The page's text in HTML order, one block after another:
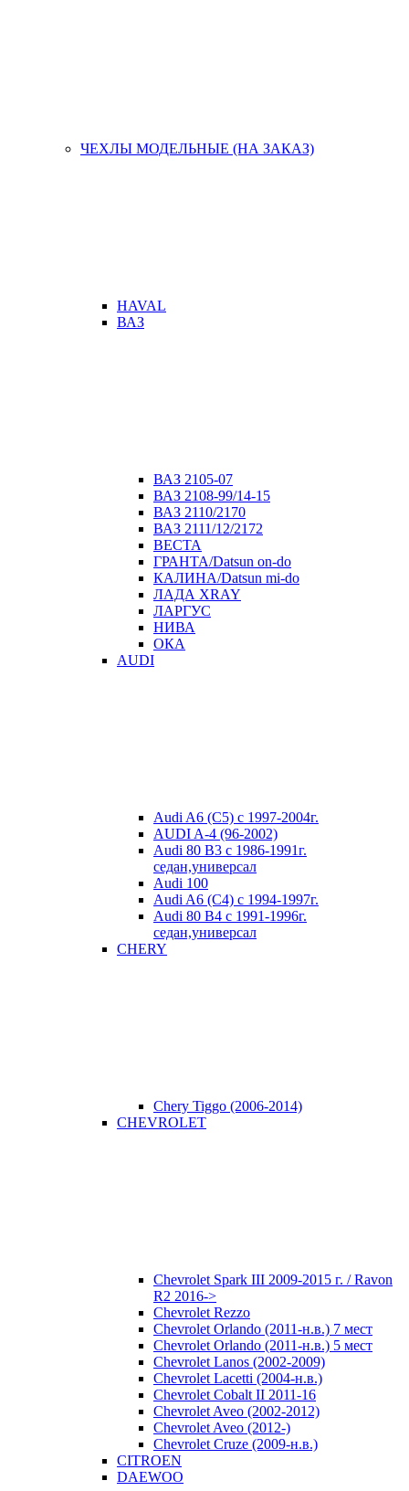
ЧЕХЛЫ МОДЕЛЬНЫЕ (НА ЗАКАЗ)
HAVAL
ВАЗ
ВАЗ 2105-07
ВАЗ 2108-99/14-15
ВАЗ 2110/2170
ВАЗ 2111/12/2172
ВЕСТА
ГРАНТА/Datsun on-do
КАЛИНА/Datsun mi-do
ЛАДА XRAY
ЛАРГУС
НИВА
ОКА
AUDI
Audi A6 (C5) с 1997-2004г.
AUDI A-4 (96-2002)
Audi 80 В3 с 1986-1991г.
седан,универсал
Audi 100
Audi A6 (C4) с 1994-1997г.
Audi 80 В4 с 1991-1996г.
седан,универсал
CHERY
Chery Tiggo (2006-2014)
CHEVROLET
Chevrolet Spark III 2009-2015 г. / Ravon
R2 2016->
Chevrolet Rezzo
Chevrolet Orlando (2011-н.в.) 7 мест
Chevrolet Orlando (2011-н.в.) 5 мест
Chevrolet Lanos (2002-2009)
Chevrolet Lacetti (2004-н.в.)
Chevrolet Cobalt II 2011-16
Chevrolet Aveo (2002-2012)
Chevrolet Aveo (2012-)
Chevrolet Cruze (2009-н.в.)
CITROEN
DAEWOO